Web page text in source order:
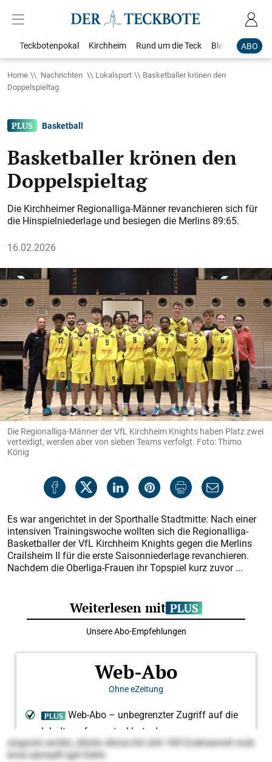
ABO
Teckbotenpokal Kirchheim Rund um die Teck Blaulicht
Home Nachrichten Lokalsport
Basketballer krönen den
Doppelspieltag
Basketball
Basketballer krönen den
Doppelspieltag
Die Kirchheimer Regionalliga-Männer revanchieren sich für
die Hinspielniederlage und besiegen die Merlins 89:65.
16.02.2026
Die Regionalliga-Männer der VfL Kirchheim Knights haben Platz zwei
verteidigt, werden aber von sieben Teams verfolgt. Foto: Thimo
König
Es war angerichtet in der Sporthalle Stadtmitte: Nach einer
intensiven Trainingswoche wollten sich die Regionalliga-
Basketballer der VfL Kirchheim Knights gegen die Merlins
Crailsheim II für die erste Saisonniederlage revanchieren.
Nachdem die Oberliga-Frauen ihr Topspiel kurz zuvor ...
slsgoolo emlllo, bllollo dhme khl ühll 100 Eodmemoll mob
kmd oämedll lgiil Dehli.